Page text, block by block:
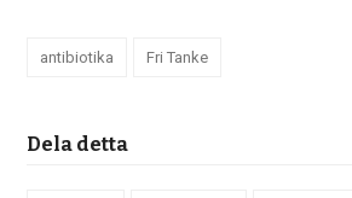
antibiotika Fri Tanke
Dela detta